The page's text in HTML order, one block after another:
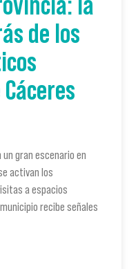
de los
gran escenario en
activan los
a espacios
recibe señales